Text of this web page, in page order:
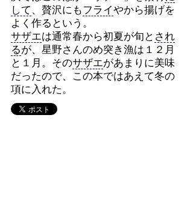
して 、贅沢にもフライやから揚げを
よく作るという。
サザエは通常春から初夏が旬と され
るが、星野さんのめ突き漁は１２月
と１月。そのサザエがあまりに美味
だったので、この本ではあえて冬の
項に入れた。